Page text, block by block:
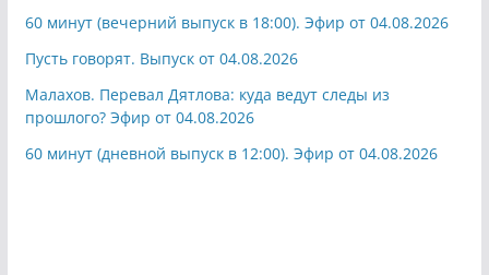
60 минут (вечерний выпуск в 18:00). Эфир от 04.08.2026
Пусть говорят. Выпуск от 04.08.2026
Малахов. Перевал Дятлова: куда ведут следы из
прошлого? Эфир от 04.08.2026
60 минут (дневной выпуск в 12:00). Эфир от 04.08.2026